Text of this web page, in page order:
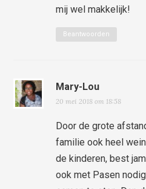
mij wel makkelijk!
Beantwoorden
Mary-Lou
20 mei 2018 om 18:58
Door de grote
familie ook heel
de kinderen, best
ook met Pasen